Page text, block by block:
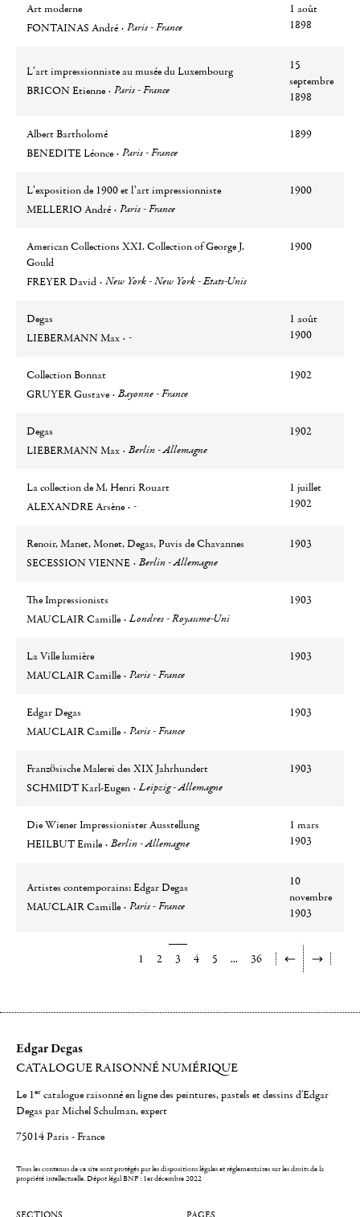
Art moderne
Auteur
FONTAINAS André
Ville Paris - France
1 août
1898
L’art impressionniste au musée du Luxembourg
Auteur
BRICON Etienne
Ville Paris - France
15
septembre
1898
Albert Bartholomé
Auteur
BENEDITE Léonce
Ville Paris - France
1899
L’exposition de 1900 et l’art impressionniste
Auteur
MELLERIO André
Ville Paris - France
1900
American Collections XXI. Collection of George J.
Gould
Auteur
FREYER David
Ville New York - New York - Etats-Unis
1900
Degas
Auteur
LIEBERMANN Max
Ville -
1 août
1900
Collection Bonnat
Auteur
GRUYER Gustave
Ville Bayonne - France
1902
Degas
Auteur
LIEBERMANN Max
Ville Berlin - Allemagne
1902
La collection de M. Henri Rouart
Auteur
ALEXANDRE Arsène
Ville -
1 juillet
1902
Renoir, Manet, Monet, Degas, Puvis de Chavannes
Auteur
SECESSION VIENNE
Ville Berlin - Allemagne
1903
The Impressionists
Auteur
MAUCLAIR Camille
Ville Londres - Royaume-Uni
1903
La Ville lumière
Auteur
MAUCLAIR Camille
Ville Paris - France
1903
Edgar Degas
Auteur
MAUCLAIR Camille
Ville Paris - France
1903
Französische Malerei des XIX Jahrhundert
Auteur
SCHMIDT Karl-Eugen
Ville Leipzig - Allemagne
1903
Die Wiener Impressionister Ausstellung
Auteur
HEILBUT Emile
Ville Berlin - Allemagne
1 mars
1903
Artistes contemporains: Edgar Degas
Auteur
MAUCLAIR Camille
Ville Paris - France
10
novembre
1903
1 2 3 4 5 ... 36
Edgar Degas
CATALOGUE RAISONNÉ NUMÉRIQUE
Le 1er catalogue raisonné en ligne des peintures, pastels et dessins d'Edgar
Degas par Michel Schulman, expert
75014 Paris - France
Tous les contenus de ce site sont protégés par les dispositions légales et réglementaires sur les droits de la
propriété intellectuelle.Dépot légal BNF : 1er décembre 2022